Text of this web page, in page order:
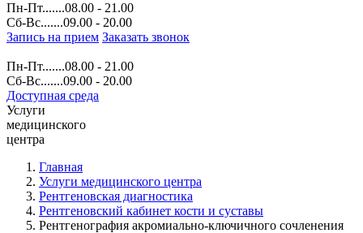
Пн-Пт.......08.00 - 21.00
Сб-Вс.......09.00 - 20.00
Запись на прием Заказать звонок
Пн-Пт.......08.00 - 21.00
Сб-Вс.......09.00 - 20.00
Доступная среда
Услуги
медицинского
центра
Главная
Услуги медицинского центра
Рентгеновская диагностика
Рентгеновский кабинет кости и суставы
Рентгенография акромиально-ключичного сочленения